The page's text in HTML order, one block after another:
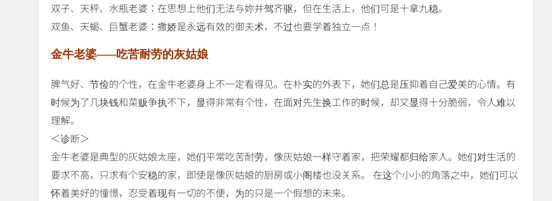
双子、天秤、水瓶老婆：在思想上他们无法与妳并驾齐驱，但在生活上，他们可是十拿九稳。
双鱼、天蝎、巨蟹老婆：撒娇是永远有效的御夫术，不过也要学着独立一点！
金牛老婆——吃苦耐劳的灰姑娘
脾气好、节俭的个性，在金牛老婆身上不一定看得见。在朴实的外表下，她们总是压抑着自己爱美的心情。有
时候为了几块钱和菜贩争执不下，显得非常有个性，在面对先生换工作的时候，却又显得十分脆弱，令人难以
理解。
＜诊断＞
金牛老婆是典型的灰姑娘太座，她们平常吃苦耐劳，像灰姑娘一样守着家，把荣耀都归给家人。她们对生活的
要求不高，只求有个安稳的家，即使是像灰姑娘的厨房或小阁楼也没关系。 在这个小小的角落之中，她们可以
怀着美好的憧憬，忍受着现有一切的不便，为的只是一个假想的未来。